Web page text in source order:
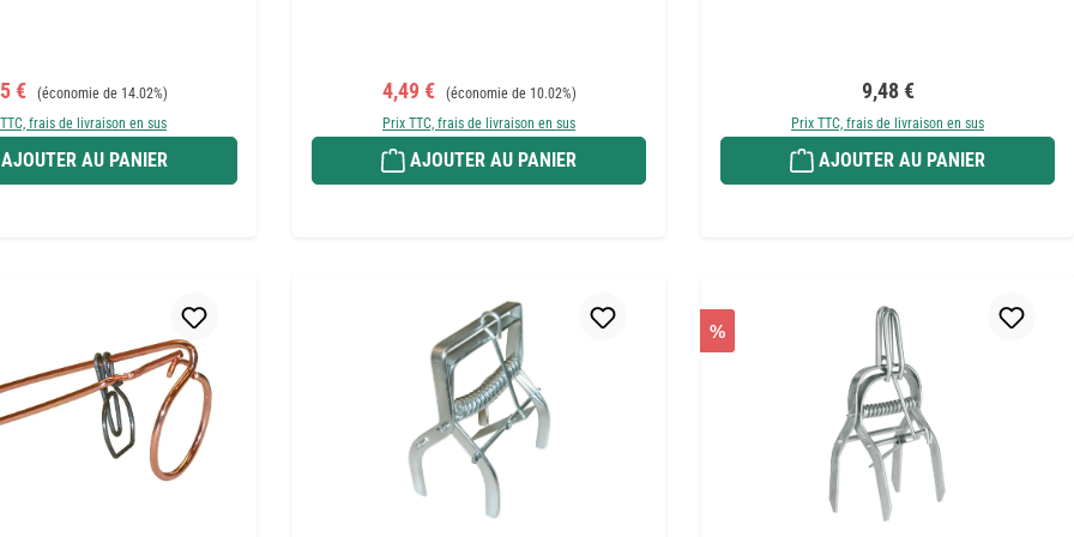
de vente :
€ Prix régulier :
(économie de 14.02%)
frais de livraison en sus
AJOUTER AU PANIER
Prix de vente :
4,49 € Prix régulier :
(économie de 10.02%)
Prix TTC, frais de livraison en sus
AJOUTER AU PANIER
Prix régulier :
9,48 €
Prix TTC, frais de livraison en sus
AJOUTER AU PANIER
%